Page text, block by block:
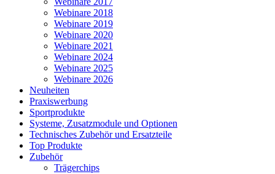
Webinare 2018
Webinare 2019
Webinare 2020
Webinare 2021
Webinare 2024
Webinare 2025
Webinare 2026
Neuheiten
Praxiswerbung
Sportprodukte
Systeme, Zusatzmodule und Optionen
Technisches Zubehör und Ersatzteile
Top Produkte
Zubehör
Trägerchips